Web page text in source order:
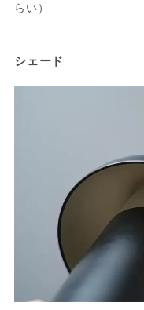
らい）
シェード